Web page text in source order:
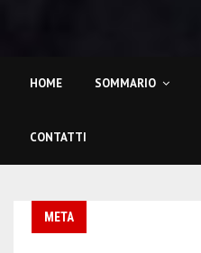
HOME SOMMARIO
CONTATTI
META